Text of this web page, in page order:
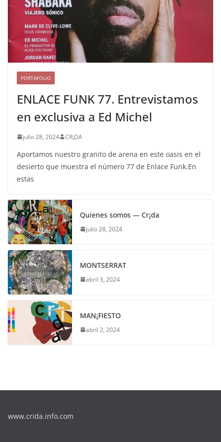
PORTAFOLIO
ENLACE FUNK 77. Entrevistamos
en exclusiva a Ed Michel
julio 28, 2024 CR¡DA
Aportamos nuestro granito de arena en este oasis en el
desierto que muestra el número 77 de Enlace Funk.En
estas
Quienes somos — Cr¡da
julio 28, 2024
MONTSERRAT
abril 3, 2024
MAN¡FIESTO
abril 2, 2024
www.crida.info.com